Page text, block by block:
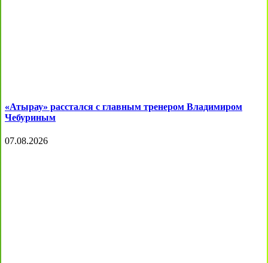
«Атырау» расстался с главным тренером Владимиром
Чебуриным
07.08.2026